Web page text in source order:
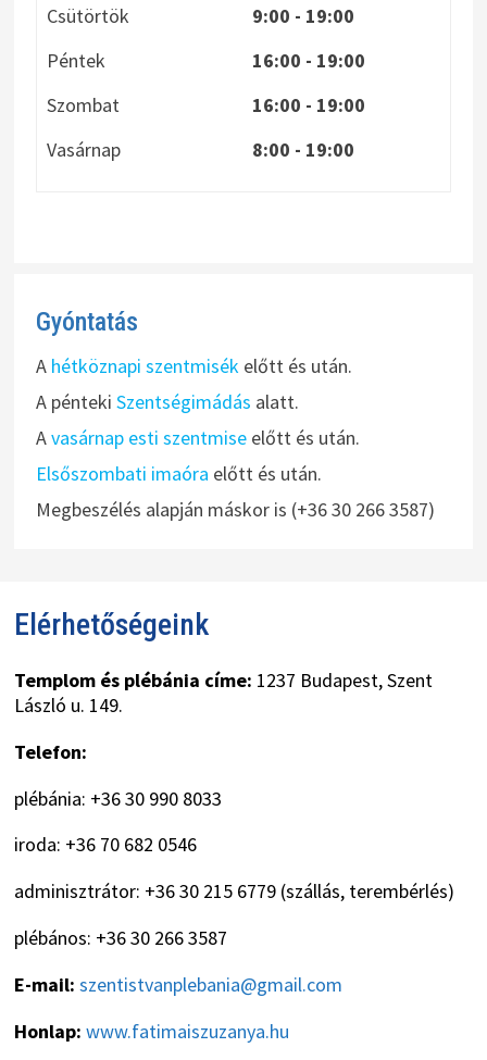
Csütörtök
9:00 - 19:00
Péntek
16:00 - 19:00
Szombat
16:00 - 19:00
Vasárnap
8:00 - 19:00
Gyóntatás
A hétköznapi szentmisék előtt és után.
A pénteki Szentségimádás alatt.
Avasárnap esti szentmiseelőtt és után.
Elsőszombati imaóra előtt és után.
Megbeszélés alapján máskor is (+36 30 266 3587)
Elérhetőségeink
Templom és plébánia címe: 1237 Budapest, Szent
László u. 149.
Telefon:
plébánia: +36 30 990 8033
iroda: +36 70 682 0546
adminisztrátor: +36 30 215 6779 (szállás, terembérlés)
plébános: +36 30 266 3587
E-mail: szentistvanplebania@gmail.com
Honlap: www.fatimaiszuzanya.hu